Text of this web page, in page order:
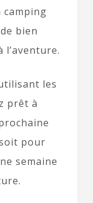
camping
bien
les
prêt à
pour
semaine